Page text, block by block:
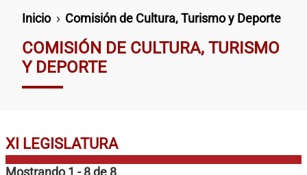
Ruta de navegación
Inicio Comisión de Cultura, Turismo y Deporte
COMISIÓN DE CULTURA, TURISMO
Y DEPORTE
XI LEGISLATURA